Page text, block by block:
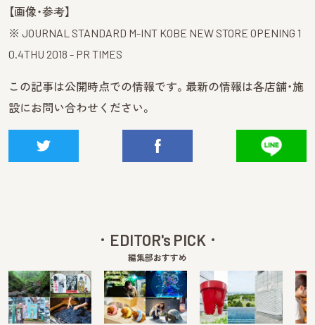
【画像・参考】
※ JOURNAL STANDARD M-INT KOBE NEW STORE OPENING 1
0.4THU 2018 - PR TIMES
この記事は公開時点での情報です。最新の情報は各店舗・施
設にお問い合わせください。
EDITOR's PICK
編集部おすすめ